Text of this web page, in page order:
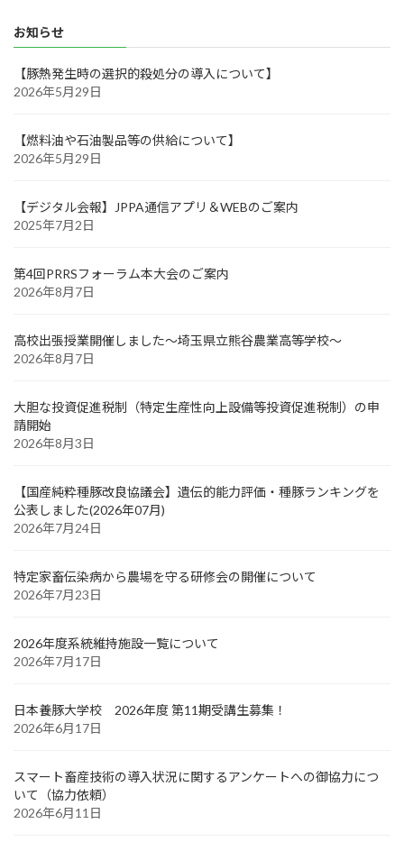
お知らせ
【豚熱発生時の選択的殺処分の導入について】
2026年5月29日
【燃料油や石油製品等の供給について】
2026年5月29日
【デジタル会報】JPPA通信アプリ＆WEBのご案内
2025年7月2日
第4回PRRSフォーラム本大会のご案内
2026年8月7日
高校出張授業開催しました～埼玉県立熊谷農業高等学校～
2026年8月7日
大胆な投資促進税制（特定生産性向上設備等投資促進税制）の申
請開始
2026年8月3日
【国産純粋種豚改良協議会】遺伝的能力評価・種豚ランキングを
公表しました(2026年07月)
2026年7月24日
特定家畜伝染病から農場を守る研修会の開催について
2026年7月23日
2026年度系統維持施設一覧について
2026年7月17日
日本養豚大学校 2026年度 第11期受講生募集！
2026年6月17日
スマート畜産技術の導入状況に関するアンケートへの御協力につ
いて（協力依頼）
2026年6月11日